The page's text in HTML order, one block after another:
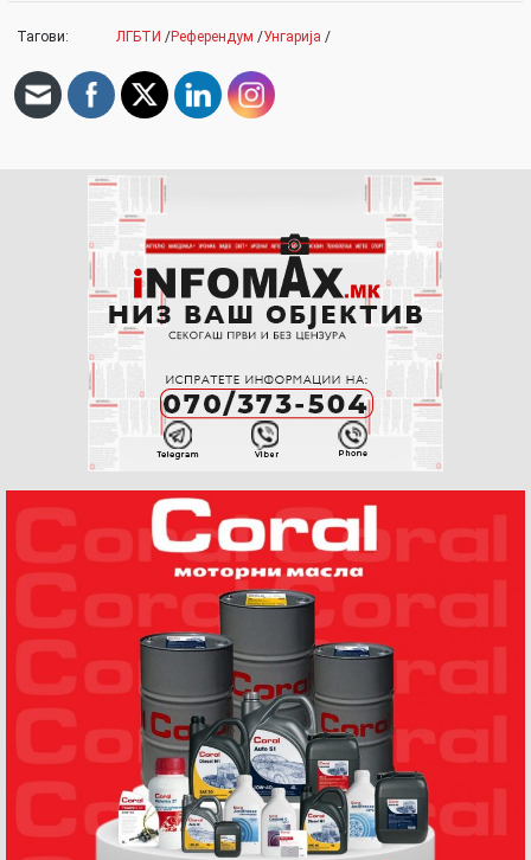
Тагови: ЛГБТИ /Референдум /Унгарија /